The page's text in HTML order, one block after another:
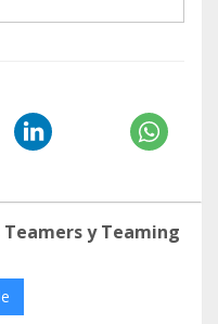
y Teaming